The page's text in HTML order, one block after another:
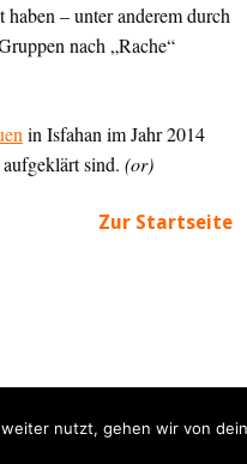
– unter anderem durch
nach „Rache“
in Isfahan im Jahr 2014
sind. (or)
Zur Startseite
nutzt, gehen wir von